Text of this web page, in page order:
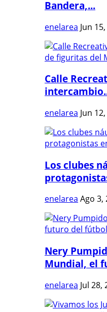
Bandera,...
enelarea Jun
Calle
enelarea Jun
Los clubes
enelarea Ago 3,
Nery
Mundial, el
enelarea Jul 28,